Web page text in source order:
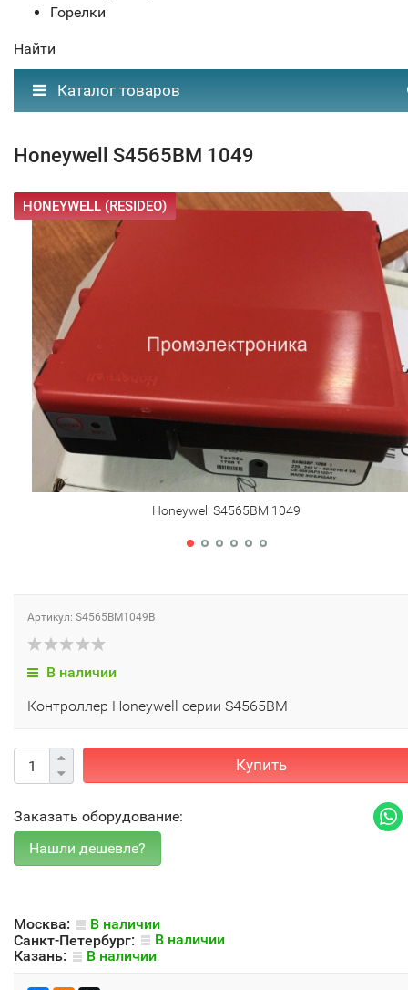
Горелки
Найти
Каталог товаров
Honeywell S4565BM 1049
HONEYWELL (RESIDEO)
Honeywell S4565BM 1049
Артикул: S4565BM1049B
В наличии
Контроллер Honeywell серии S4565BM
Купить
Заказать оборудование:
Москва:
В наличии
Санкт-Петербург:
В наличии
Казань:
В наличии